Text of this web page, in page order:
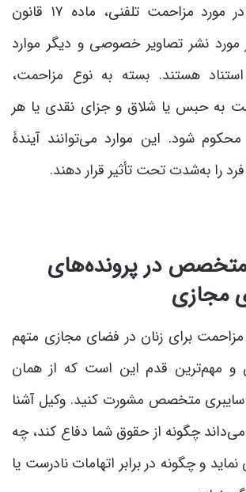
مجازات اسلامی در مورد مزاحمت تلفنی، ماده ۱۷ قانون
مورد نشر تصاویر خصوصی و دیگر موارد
هستند. بسته به نوع مزاحمت،
به حبس یا شلاق و جزای نقدی یا هر
شود. این موارد می‌توانند آیندۀ
را به‌شدت تحت تأثیر قرار دهند.
در پرونده‌های
مجازی
مزاحمت برای زنان در فضای مجازی متهم
و مهم‌ترین قدم این است که از همان
سایبری متخصص مشورت کنید. وکیل آشنا
می‌داند چگونه از حقوق شما دفاع کند، چه
نماید و چگونه در برابر اتهامات نادرست یا